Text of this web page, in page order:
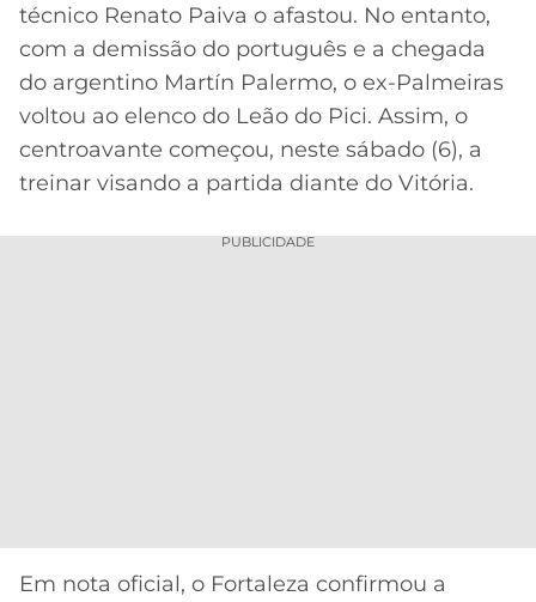
ONLINE
2026
GRÊMIO
ATLÉTICO
MG
LALIGA
técnico Renato Paiva o afastou. No entanto,
com a demissão do português e a chegada
do argentino Martín Palermo, o ex-Palmeiras
voltou ao elenco do Leão do Pici. Assim, o
centroavante começou, neste sábado (6), a
treinar visando a partida diante do Vitória.
PUBLICIDADE
Em nota oficial, o Fortaleza confirmou a